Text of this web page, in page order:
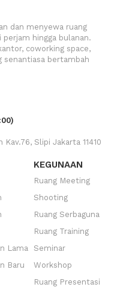
dan menyewa ruang
hingga bulanan.
coworking space,
senantiasa bertambah
Slipi Jakarta 11410
Lama
Baru
KEGUNAAN
Ruang Meeting
Shooting
Ruang Serbaguna
Ruang Training
Seminar
Workshop
Ruang Presentasi